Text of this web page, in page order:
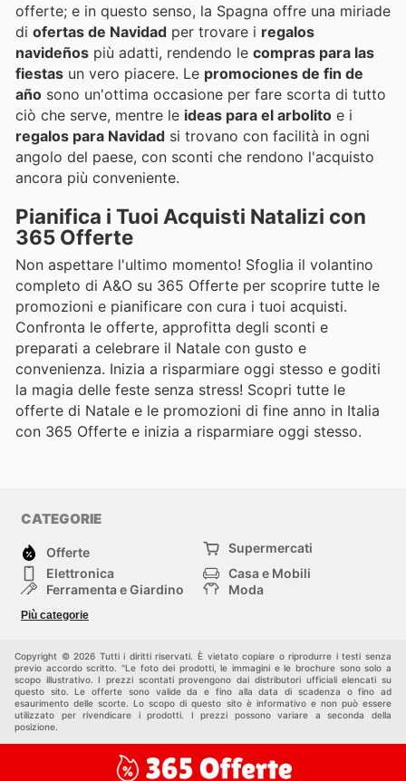
offerte; e in questo senso, la Spagna offre una miriade
di ofertas de Navidad per trovare i regalos
navideños più adatti, rendendo le compras para las
fiestas un vero piacere. Le promociones de fin de
año sono un'ottima occasione per fare scorta di tutto
ciò che serve, mentre le ideas para el arbolito e i
regalos para Navidad si trovano con facilità in ogni
angolo del paese, con sconti che rendono l'acquisto
ancora più conveniente.
Pianifica i Tuoi Acquisti Natalizi con
365 Offerte
Non aspettare l'ultimo momento! Sfoglia il volantino
completo di A&O su 365 Offerte per scoprire tutte le
promozioni e pianificare con cura i tuoi acquisti.
Confronta le offerte, approfitta degli sconti e
preparati a celebrare il Natale con gusto e
convenienza. Inizia a risparmiare oggi stesso e goditi
la magia delle feste senza stress! Scopri tutte le
offerte di Natale e le promozioni di fine anno in Italia
con 365 Offerte e inizia a risparmiare oggi stesso.
CATEGORIE
Offerte
Supermercati
Elettronica
Casa e Mobili
Ferramenta e Giardino
Moda
Bambini e Neonati
Più categorie
Copyright © 2026 Tutti i diritti riservati. È vietato copiare o riprodurre i testi senza
previo accordo scritto. "Le foto dei prodotti, le immagini e le brochure sono solo a
scopo illustrativo. I prezzi scontati provengono dai distributori ufficiali elencati su
questo sito. Le offerte sono valide da e fino alla data di scadenza o fino ad
esaurimento delle scorte. Lo scopo di questo sito è informativo e non può essere
utilizzato per rivendicare i prodotti. I prezzi possono variare a seconda della
posizione.